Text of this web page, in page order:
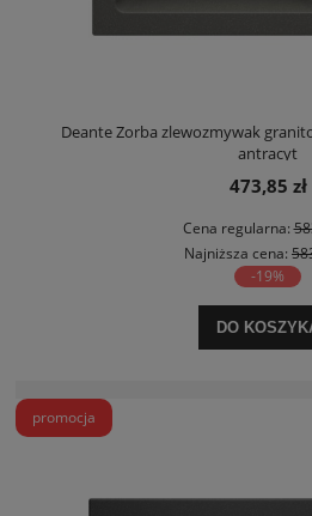
Deante Zorba zlewozmywak
antracyt
473,85 zł
Cena regularna:
Najniższa cena:
-19%
DO
promocja